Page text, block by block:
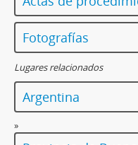
Fotografías
Lugares relacionados
Argentina
»